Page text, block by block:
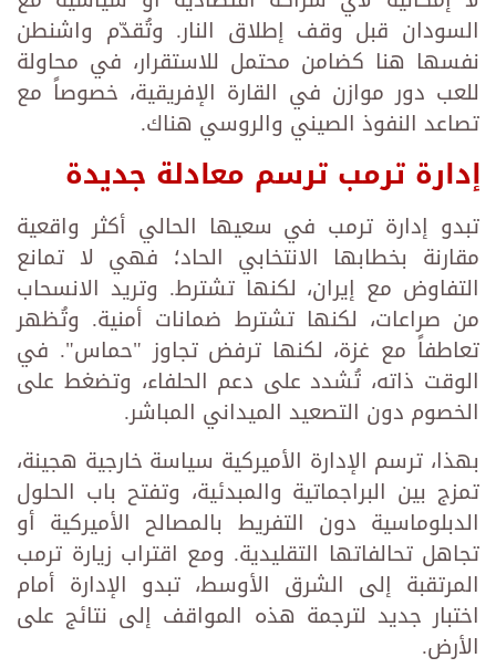
السودان قبل وقف إطلاق النار. وتُقدّم واشنطن
نفسها هنا كضامن محتمل للاستقرار، في محاولة
للعب دور موازن في القارة الإفريقية، خصوصاً مع
تصاعد النفوذ الصيني والروسي هناك.
إدارة ترمب ترسم معادلة جديدة
تبدو إدارة ترمب في سعيها الحالي أكثر واقعية
مقارنة بخطابها الانتخابي الحاد؛ فهي لا تمانع
التفاوض مع إيران، لكنها تشترط. وتريد الانسحاب
من صراعات، لكنها تشترط ضمانات أمنية. وتُظهر
تعاطفاً مع غزة، لكنها ترفض تجاوز "حماس". في
الوقت ذاته، تُشدد على دعم الحلفاء، وتضغط على
الخصوم دون التصعيد الميداني المباشر.
بهذا، ترسم الإدارة الأميركية سياسة خارجية هجينة،
تمزج بين البراجماتية والمبدئية، وتفتح باب الحلول
الدبلوماسية دون التفريط بالمصالح الأميركية أو
تجاهل تحالفاتها التقليدية. ومع اقتراب زيارة ترمب
المرتقبة إلى الشرق الأوسط، تبدو الإدارة أمام
اختبار جديد لترجمة هذه المواقف إلى نتائج على
الأرض.